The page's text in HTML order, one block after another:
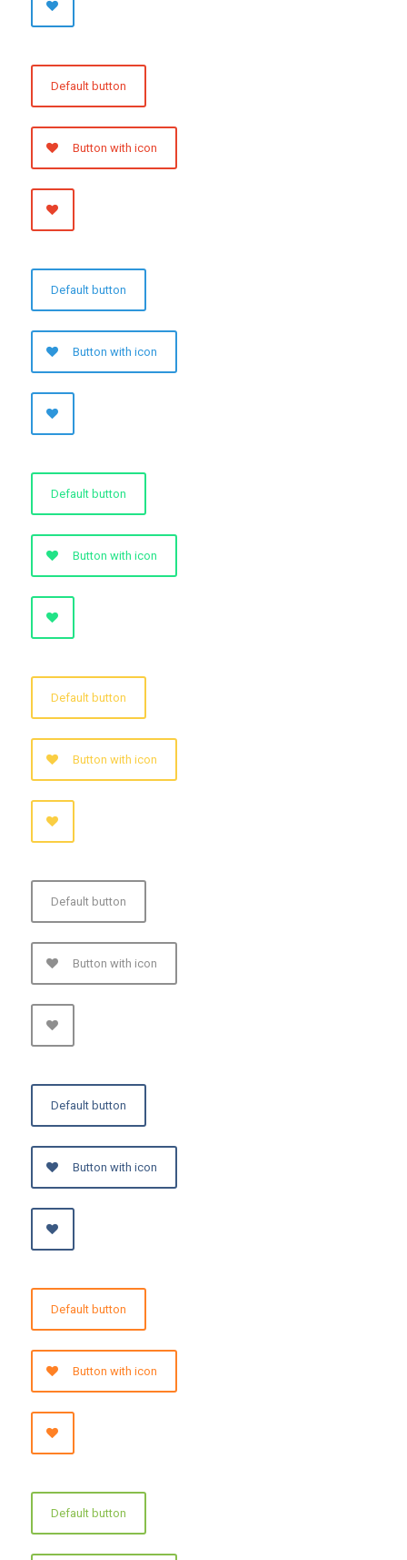
Default button
Button with icon
Default button
Button with icon
Default button
Button with icon
Default button
Button with icon
Default button
Button with icon
Default button
Button with icon
Default button
Button with icon
Default button